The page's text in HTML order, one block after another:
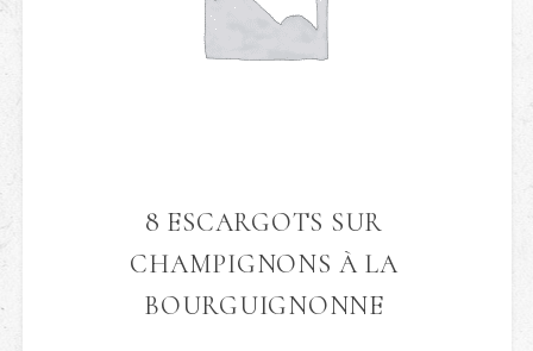
8 ESCARGOTS SUR
CHAMPIGNONS À LA
BOURGUIGNONNE